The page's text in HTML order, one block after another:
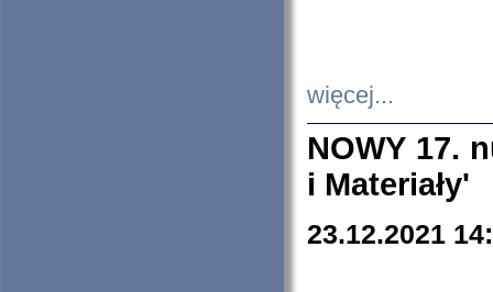
więcej...
NOWY 17.
i Materiały'
23.12.2021